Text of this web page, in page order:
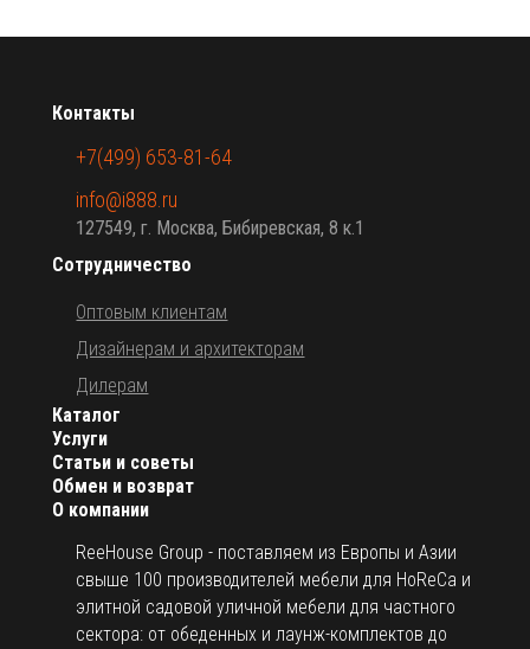
О компании
ReeHouse Group - поставляем из Европы и Азии
свыше 100 производителей мебели для HoReCa и
элитной садовой уличной мебели для частного
сектора: от обеденных и лаунж-комплектов до
Каталог
Услуги
Статьи и советы
Обмен и возврат
Сотрудничество
Оптовым клиентам
Дизайнерам и архитекторам
Дилерам
Контакты
+7(499) 653-81-64
info@i888.ru
127549, г. Москва, Бибиревская, 8 к.1